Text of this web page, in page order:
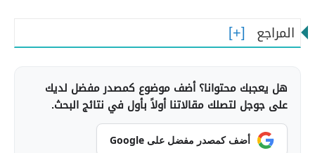
المراجع
هل يعجبك محتوانا؟ أضف موضوع كمصدر مفضل لديك
على جوجل لتصلك مقالاتنا أولاً بأول في نتائج البحث.
أضف كمصدر مفضل على Google